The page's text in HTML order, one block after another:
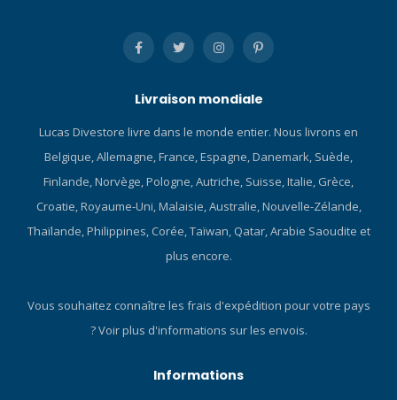
Livraison mondiale
Lucas Divestore livre dans le monde entier. Nous livrons en
Belgique, Allemagne, France, Espagne, Danemark, Suède,
Finlande, Norvège, Pologne, Autriche, Suisse, Italie, Grèce,
Croatie, Royaume-Uni, Malaisie, Australie, Nouvelle-Zélande,
Thaïlande, Philippines, Corée, Taïwan, Qatar, Arabie Saoudite et
plus encore.
Vous souhaitez connaître les frais d'expédition pour votre pays
?Voir plus d'informations sur les envois.
Informations